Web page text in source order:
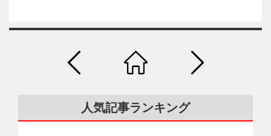
い格安SIMで、スタッフは私が外国人と分かった上で電話して
きています。しかも、「年会費無料」「2000ポイントのプレ
は“時間通り”が当たり前。数分遅れならまだ許容されますが、
15分遅れると信頼回復は難しく、30分ともなると“論外”で
にとって、公共交通機関の時間の正確さは正に“奇跡”のようだ
と思うでしょう。時間を守らない…それは、日本では“約束を
してください。最近は外国人の相談にも対応しています。 全
OTITや労基署に相談しても解決しない場合やこのような公的
機関に1人でうまく相談できない場合、次のような民間の支援
ケーションスキルとして広まっています。多くの研究でもア
イコンタクトは意思疎通の手段として効果が認められていま
人気記事ランキング